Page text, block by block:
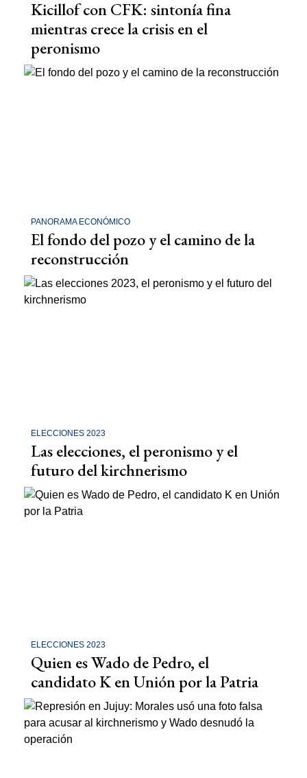
Kicillof con CFK: sintonía fina
mientras crece la crisis en el
peronismo
PANORAMA ECONÓMICO
El fondo del pozo y el camino de la
reconstrucción
ELECCIONES 2023
Las elecciones, el peronismo y el
futuro del kirchnerismo
ELECCIONES 2023
Quien es Wado de Pedro, el
candidato K en Unión por la Patria